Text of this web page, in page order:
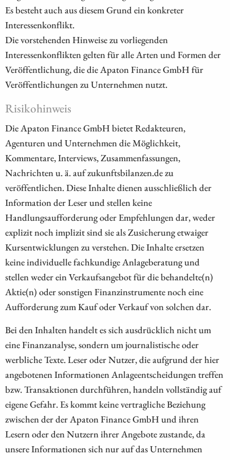
Es besteht auch aus diesem Grund ein konkreter
Interessenkonflikt.
Die vorstehenden Hinweise zu vorliegenden
Interessenkonflikten gelten für alle Arten und Formen der
Veröffentlichung, die die Apaton Finance GmbH für
Veröffentlichungen zu Unternehmen nutzt.
Risikohinweis
Die Apaton Finance GmbH bietet Redakteuren,
Agenturen und Unternehmen die Möglichkeit,
Kommentare, Interviews, Zusammenfassungen,
Nachrichten u. ä. auf zukunftsbilanzen.de zu
veröffentlichen. Diese Inhalte dienen ausschließlich der
Information der Leser und stellen keine
Handlungsaufforderung oder Empfehlungen dar, weder
explizit noch implizit sind sie als Zusicherung etwaiger
Kursentwicklungen zu verstehen. Die Inhalte ersetzen
keine individuelle fachkundige Anlageberatung und
stellen weder ein Verkaufsangebot für die behandelte(n)
Aktie(n) oder sonstigen Finanzinstrumente noch eine
Aufforderung zum Kauf oder Verkauf von solchen dar.
Bei den Inhalten handelt es sich ausdrücklich nicht um
eine Finanzanalyse, sondern um journalistische oder
werbliche Texte. Leser oder Nutzer, die aufgrund der hier
angebotenen Informationen Anlageentscheidungen treffen
bzw. Transaktionen durchführen, handeln vollständig auf
eigene Gefahr. Es kommt keine vertragliche Beziehung
zwischen der der Apaton Finance GmbH und ihren
Lesern oder den Nutzern ihrer Angebote zustande, da
unsere Informationen sich nur auf das Unternehmen